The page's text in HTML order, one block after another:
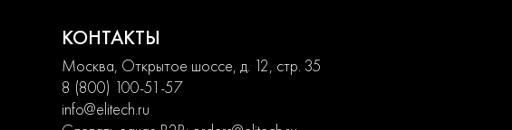
КОНТАКТЫ
Москва, Открытое шоссе, д. 12, стр. 35
8 (800) 100-51-57
info@elitech.ru